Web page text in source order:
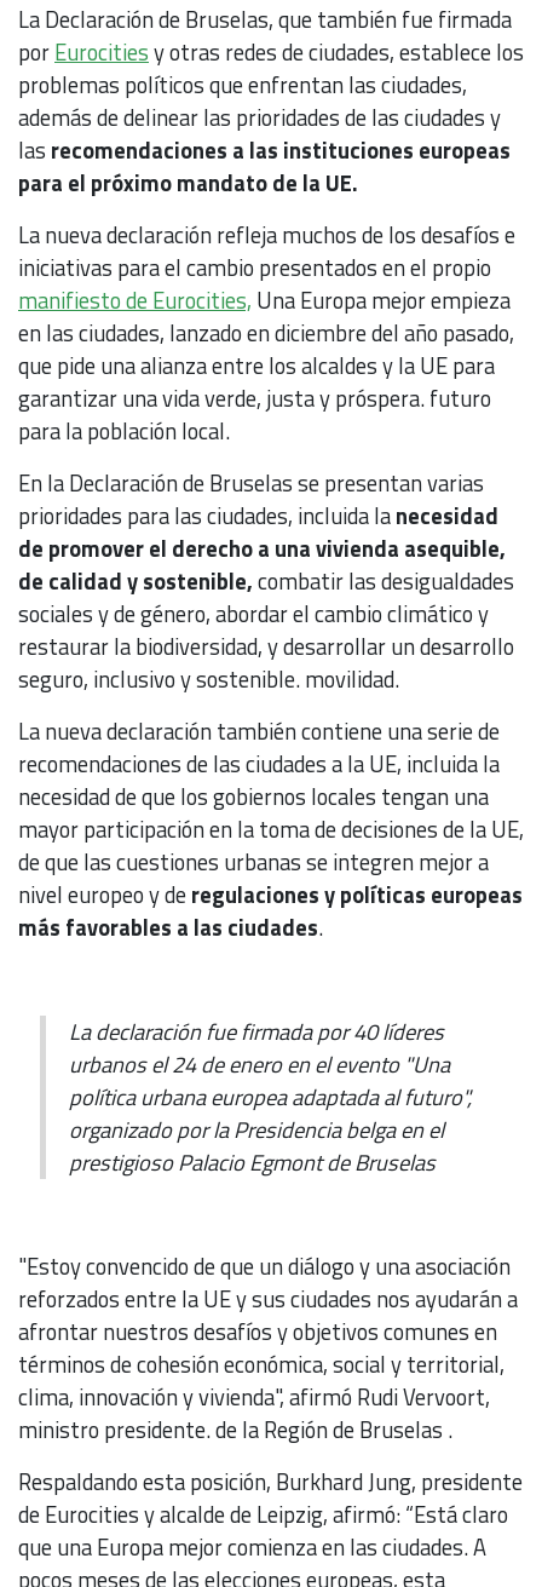
La Declaración de Bruselas, que también fue firmada
porEurocitiesy otras redes de ciudades, establece los
problemas políticos que enfrentan las ciudades,
además de delinear las prioridades de las ciudades y
las recomendaciones a las instituciones europeas
para el próximo mandato de la UE.
La nueva declaración refleja muchos de los desafíos e
iniciativas para el cambio presentados en el propio
manifiesto de Eurocities, Una Europa mejor empieza
en las ciudades, lanzado en diciembre del año pasado,
que pide una alianza entre los alcaldes y la UE para
garantizar una vida verde, justa y próspera. futuro
para la población local.
En la Declaración de Bruselas se presentan varias
prioridades para las ciudades, incluida lanecesidad
de promover el derecho a una vivienda asequible,
de calidad y sostenible,combatir las desigualdades
sociales y de género, abordar el cambio climático y
restaurar la biodiversidad, y desarrollar un desarrollo
seguro, inclusivo y sostenible. movilidad.
La nueva declaración también contiene una serie de
recomendaciones de las ciudades a la UE, incluida la
necesidad de que los gobiernos locales tengan una
mayor participación en la toma de decisiones de la UE,
de que las cuestiones urbanas se integren mejor a
nivel europeo y deregulaciones y políticas europeas
más favorables a las ciudades.
La declaración fue firmada por 40 líderes
urbanos el 24 de enero en el evento "Una
política urbana europea adaptada al futuro",
organizado por la Presidencia belga en el
prestigioso Palacio Egmont de Bruselas
"Estoy convencido de que un diálogo y una asociación
reforzados entre la UE y sus ciudades nos ayudarán a
afrontar nuestros desafíos y objetivos comunes en
términos de cohesión económica, social y territorial,
clima, innovación y vivienda", afirmó Rudi Vervoort,
ministro presidente. de la Región de Bruselas .
Respaldando esta posición, Burkhard Jung, presidente
de Eurocities y alcalde de Leipzig, afirmó: “Está claro
que una Europa mejor comienza en las ciudades. A
pocos meses de las elecciones europeas, esta